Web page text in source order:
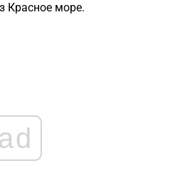
Красное море.
ad